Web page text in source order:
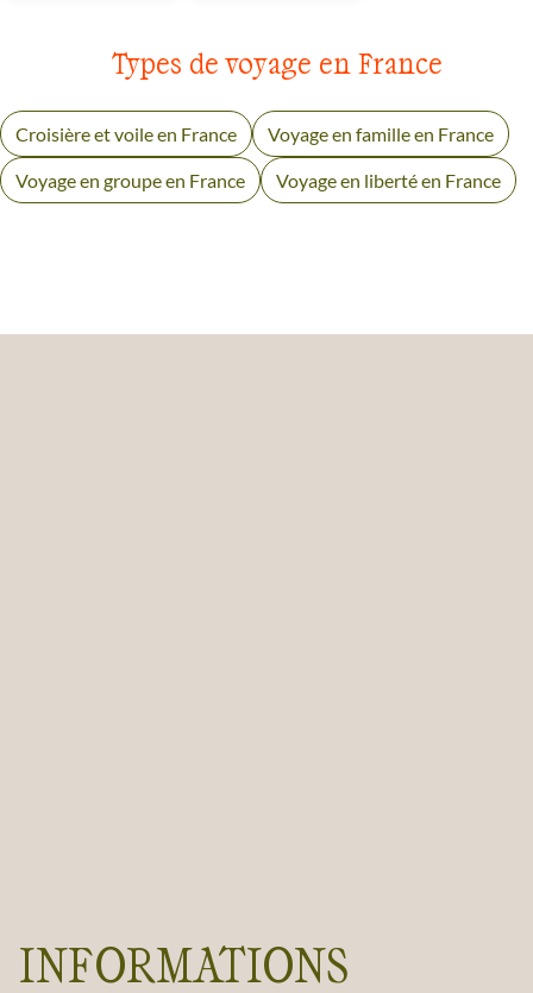
Types de voyage en France
Croisière et voile en France Voyage en famille en France
Voyage en groupe en France Voyage en liberté en France
INFORMATIONS